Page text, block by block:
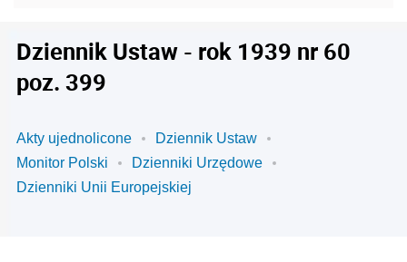
Dziennik Ustaw - rok 1939 nr 60
poz. 399
Akty ujednolicone
Dziennik Ustaw
Monitor Polski
Dzienniki Urzędowe
Dzienniki Unii Europejskiej